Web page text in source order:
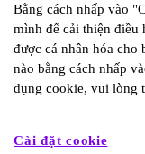
Bằng cách nhấp vào
mình để cải thiện điều
được cá nhân hóa cho
nào bằng cách nhấp
dụng cookie, vui lòng
Cài đặt cookie